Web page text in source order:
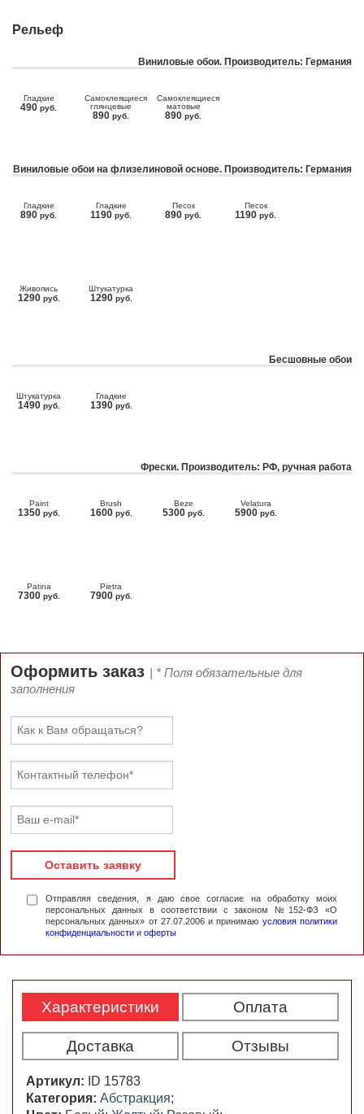
Рельеф
Виниловые обои. Производитель: Германия
Гладкие
490 руб.
Самоклеящиеся
глянцевые
890 руб.
Самоклеящиеся
матовые
890 руб.
Виниловые обои на флизелиновой основе. Производитель: Германия
Гладкие
890 руб.
Гладкие
1190 руб.
Песок
890 руб.
Песок
1190 руб.
Живопись
1290 руб.
Штукатурка
1290 руб.
Бесшовные обои
Штукатурка
1490 руб.
Гладкие
1390 руб.
Фрески. Производитель: РФ, ручная работа
Paint
1350 руб.
Brush
1600 руб.
Beze
5300 руб.
Velatura
5900 руб.
Patina
7300 руб.
Pietra
7900 руб.
Оформить заказ | * Поля обязательные для
заполнения
Оставить заявку
Отправляя сведения, я даю свое согласие на обработку моих
персональных данных в соответствии с законом №152-ФЗ «О
персональных данных» от 27.07.2006 и принимаю условия политики
конфиденциальности и оферты
Характеристики Оплата
Доставка Отзывы
Артикул:
ID 15783
Категория: Абстракция;